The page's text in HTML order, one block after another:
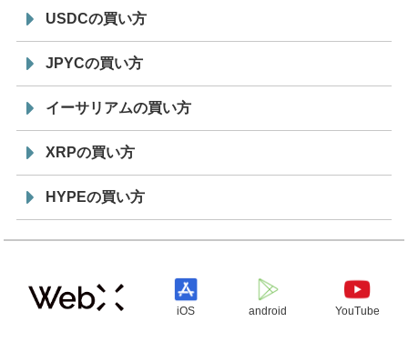
USDCの買い方
JPYCの買い方
イーサリアムの買い方
XRPの買い方
HYPEの買い方
iOS android YouTube